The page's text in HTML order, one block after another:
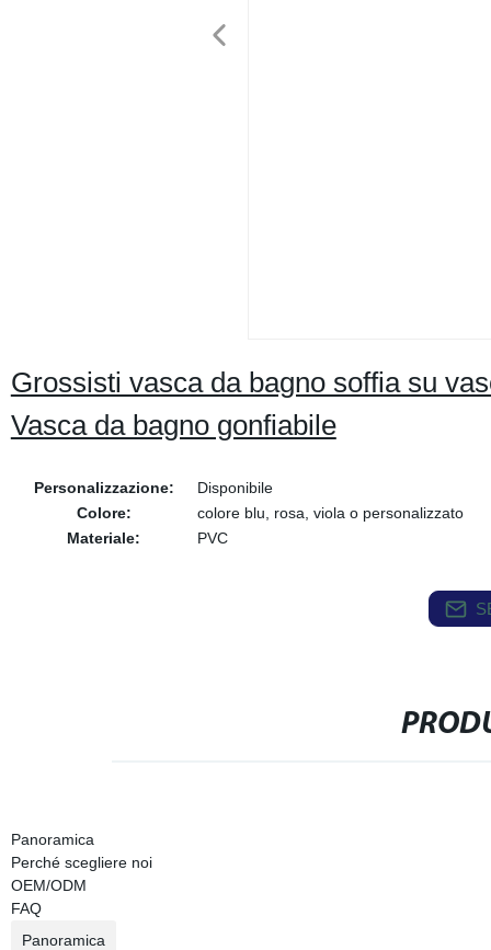
Grossisti vasca da bagno soffia su
Vasca da bagno gonfiabile
Personalizzazione:
Disponibile
Colore:
colore blu, rosa, viola o personalizzato
Materiale:
PVC
Panoramica
Perché scegliere noi
OEM/ODM
FAQ
Panoramica